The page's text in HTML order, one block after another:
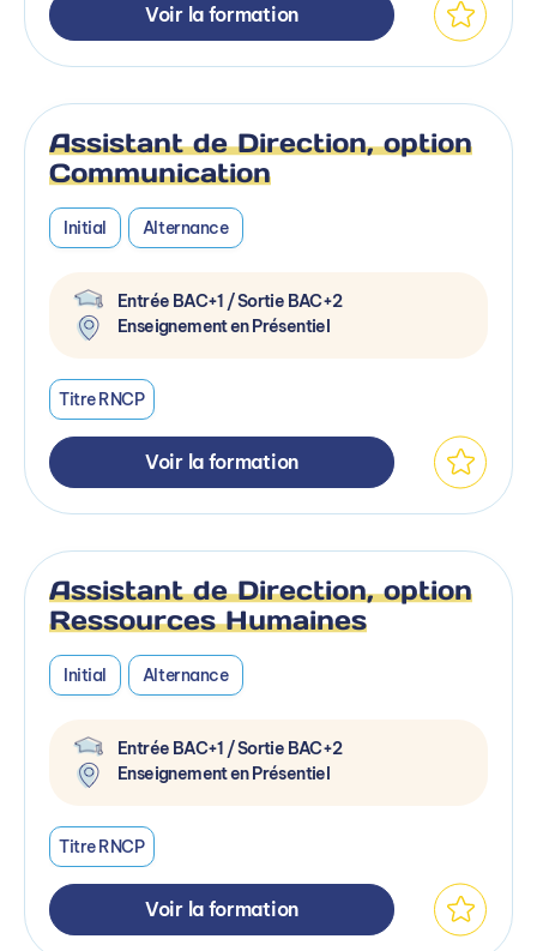
Voir la formation
Assistant de Direction, option
Communication
Initial Alternance
Entrée BAC+1 / Sortie BAC+2
Enseignement en Présentiel
Titre RNCP
Voir la formation
Assistant de Direction, option
Ressources Humaines
Initial Alternance
Entrée BAC+1 / Sortie BAC+2
Enseignement en Présentiel
Titre RNCP
Voir la formation